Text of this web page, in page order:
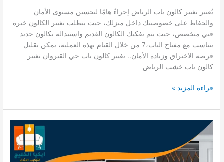
يُعتبر تغيير كالون باب الرياض إجراءً هامًا لتحسين مستوى الأمان
والحفاظ على خصوصيتك داخل منزلك، حيث يتطلب تغيير الكالون خبرة
فني متخصص، حيث يتم تفكيك الكالون القديم واستبداله بكالون جديد
يتناسب مع مفتاح الباب،7 من خلال القيام بهذه العملية، يمكن تقليل
فرصة الاختراق وزيادة الأمان.. تغيير كالون باب حي القيروان تغيير
كالون باب خشب الرياض
تغيير
باب
الرياض
قراءة المزيد »